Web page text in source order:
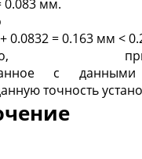
0.083 мм.
+ 0.0832 = 0.163 мм <
с данными
точность